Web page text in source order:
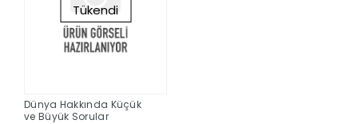
Tükendi
Dünya Hakkında Küçük
ve Büyük Sorular